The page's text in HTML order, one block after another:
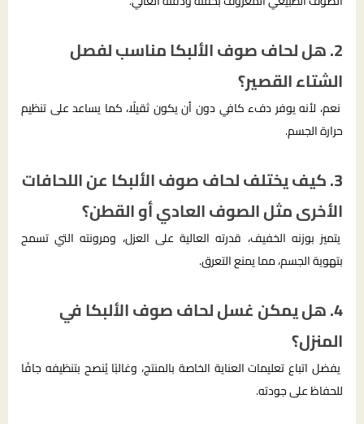
2. هل لحاف صوف الألبكا مناسب لفصل
الشتاء القصير؟
نعم، لأنه يوفر دفء كافي دون أن يكون ثقيلًا، كما يساعد على تنظيم
حرارة الجسم.
3. كيف يختلف لحاف صوف الألبكا عن اللحافات
الأخرى مثل الصوف العادي أو القطن؟
يتميز بوزنه الخفيف، قدرته العالية على العزل، ومرونته التي تسمح
بتهوية الجسم، مما يمنع التعرق.
4. هل يمكن غسل لحاف صوف الألبكا في
المنزل؟
يفضل اتباع تعليمات العناية الخاصة بالمنتج، وغالبًا يُنصح بتنظيفه جافًا
للحفاظ على جودته.